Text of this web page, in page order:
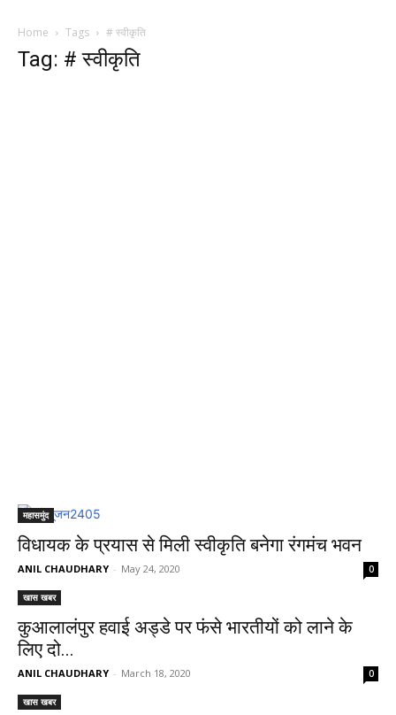
Home Tags # स्वीकृति
Tag: # स्वीकृति
महासमुंद
विधायक के प्रयास से मिली स्वीकृति बनेगा रंगमंच भवन
ANIL CHAUDHARY - May 24, 2020 0
खास खबर
कुआलालंपुर हवाई अड्डे पर फंसे भारतीयों को लाने के
लिए दो...
ANIL CHAUDHARY - March 18, 2020 0
खास खबर